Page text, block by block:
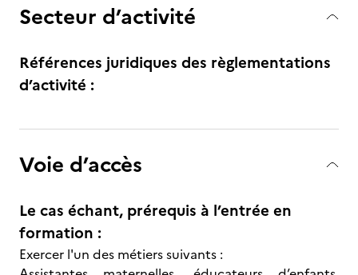
Secteur d’activité
Références juridiques des règlementations
d’activité :
Voie d’accès
Le cas échant, prérequis à l’entrée en
formation :
Exercer l'un des métiers suivants :